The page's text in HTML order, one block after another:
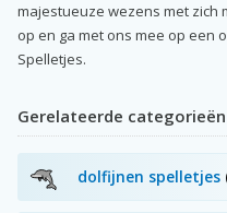
majestueuze wezens met zich
op en ga met ons mee op een
Spelletjes.
Gerelateerde categorieën
dolfijnen spelletjes